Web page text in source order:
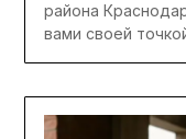
района
вами своей